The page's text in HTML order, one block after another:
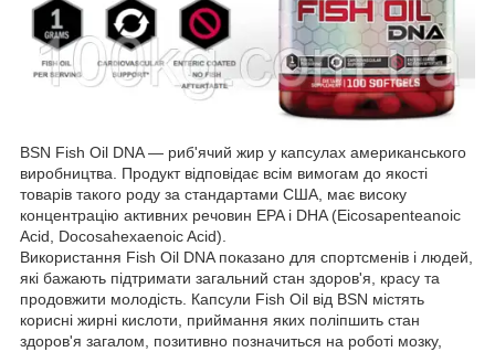
BSN Fish Oil DNA — риб'ячий жир у капсулах американського
виробництва. Продукт відповідає всім вимогам до якості
товарів такого роду за стандартами США, має високу
концентрацію активних речовин EPA і DHA (Eicosapenteanoic
Acid, Docosahexaenoic Acid).
Використання Fish Oil DNA показано для спортсменів і людей,
які бажають підтримати загальний стан здоров'я, красу та
продовжити молодість. Капсули Fish Oil від BSN містять
корисні жирні кислоти, приймання яких поліпшить стан
здоров'я загалом, позитивно позначиться на роботі мозку,